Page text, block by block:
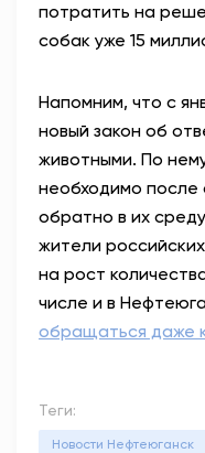
потратить на
собак уже 15
Напомним, что с
новый закон об
животными. По
необходимо после
обратно в их
жители
на рост
числе и в
обращаться даже
Теги:
Новости Нефтеюганск